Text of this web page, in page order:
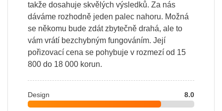
takže dosahuje skvělých výsledků. Za nás
dáváme rozhodně jeden palec nahoru. Možná
se někomu bude zdát zbytečně drahá, ale to
vám vrátí bezchybným fungováním. Její
pořizovací cena se pohybuje v rozmezí od 15
800 do 18 000 korun.
Design 8.0